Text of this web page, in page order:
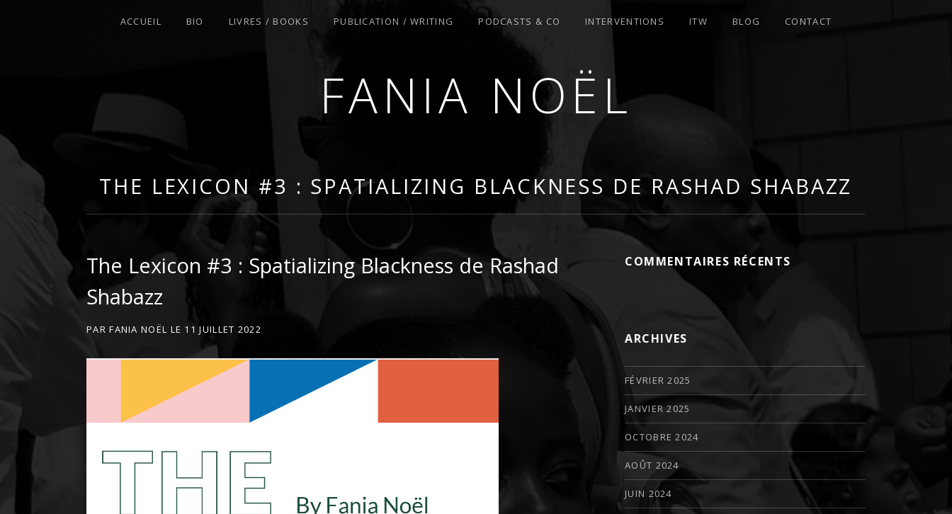
FANIA NOËL
ACCUEIL BIO LIVRES / BOOKS PUBLICATION / WRITING PODCASTS & CO INTERVENTIONS ITW BLOG CONTACT
THE LEXICON #3 : SPATIALIZING BLACKNESS DE RASHAD SHABAZZ
The Lexicon #3 : Spatializing Blackness de Rashad
Shabazz
PARFANIA NOËL LE 11 JUILLET 2022
COMMENTAIRES RÉCENTS
ARCHIVES
FÉVRIER 2025
JANVIER 2025
OCTOBRE 2024
AOÛT 2024
JUIN 2024